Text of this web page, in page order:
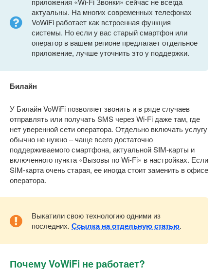
актуальны. На многих современных телефонах
VoWiFi работает как встроенная функция
системы. Но если у вас старый смартфон или
оператор в вашем регионе предлагает отдельное
приложение, лучше уточнить это у поддержки.
Билайн
У Билайн VoWiFi позволяет звонить и в ряде случаев
отправлять или получать SMS через Wi-Fi даже там, где
нет уверенной сети оператора. Отдельно включать услугу
обычно не нужно – чаще всего достаточно
поддерживаемого смартфона, актуальной SIM-карты и
включенного пункта «Вызовы по Wi-Fi» в настройках. Если
SIM-карта очень старая, ее иногда стоит заменить в офисе
оператора.
Выкатили свою технологию одними из
последних. Ссылка на отдельную статью.
Почему VoWiFi не работает?